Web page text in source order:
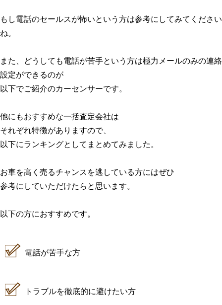
もし電話のセールスが怖いという方は参考にしてみてください
ね。
また、どうしても電話が苦手という方は極力メールのみの連絡
設定ができるのが
以下でご紹介のカーセンサーです。
他にもおすすめな一括査定会社は
それぞれ特徴がありますので、
以下にランキングとしてまとめてみました。
お車を高く売るチャンスを逃している方にはぜひ
参考にしていただけたらと思います。
以下の方におすすめです。
電話が苦手な方
トラブルを徹底的に避けたい方